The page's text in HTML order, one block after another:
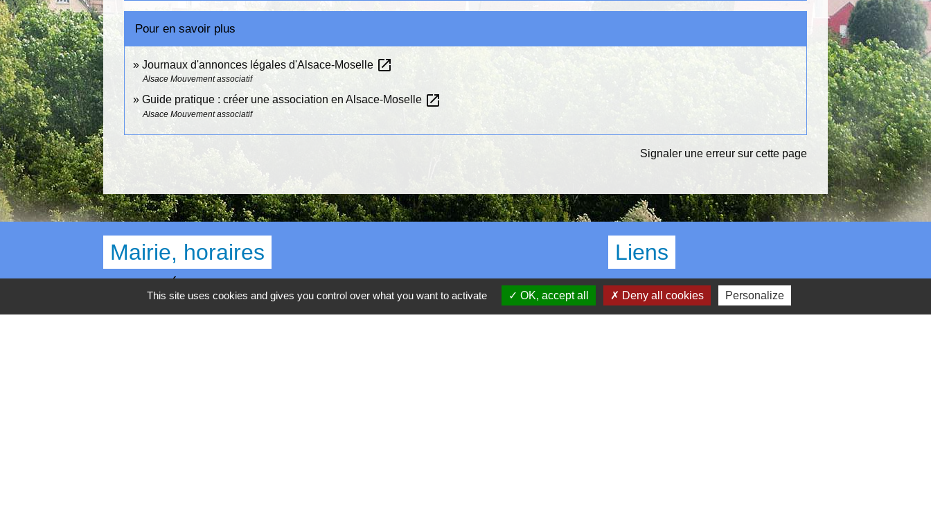
Pour en savoir plus
Journaux d'annonces légales d'Alsace-Moselle open_in_new
Alsace Mouvement associatif
Guide pratique : créer une association en Alsace-Moselle open_in_new
Alsace Mouvement associatif
Signaler une erreur sur cette page
Mairie, horaires
4 Grande Rue
91520 Égly - FRANCE
Liens
COEUR D'ESSONNE AGGLOMERATION
DEPARTEMENT ESSONNE
This site uses cookies and gives you control over what you want to activate OK, accept all Deny all cookies Personalize